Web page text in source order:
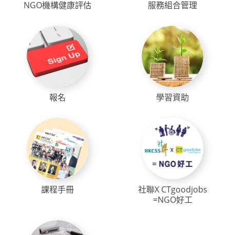
NGO機構健康評估 服務組合管理
報名 學習資助
課程手冊
社聯X CTgoodjobs
=NGO好工